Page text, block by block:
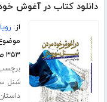
دانلود کتاب در آغوش
از:
۳۵۳ صفحه
شنل